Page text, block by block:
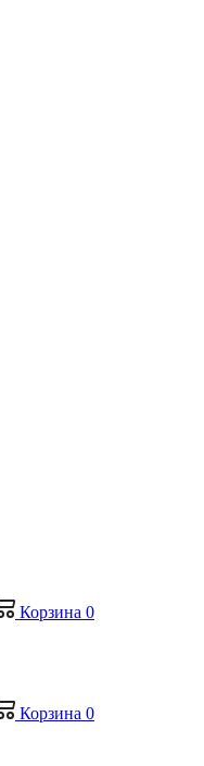
Корзина 0
Корзина 0